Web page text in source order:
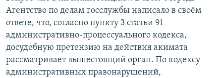
Агентство по делам госслужбы написало в своём
ответе, что, согласно пункту 3 статьи 91
административно-процессуального кодекса,
досудебную претензию на действия акимата
рассматривает вышестоящий орган. По кодексу
административных правонарушений,